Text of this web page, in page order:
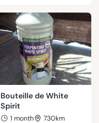
Bouteille de White
Spirit
1 month 730km